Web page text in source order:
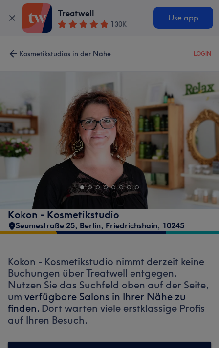
Treatwell
130K
Use app
Kosmetikstudios in der Nähe LOGIN
Kokon - Kosmetikstudio
Seumestraße 25, Berlin, Friedrichshain, 10245
Kokon - Kosmetikstudio nimmt derzeit keine
Buchungen über Treatwell entgegen.
Nutzen Sie das Suchfeld oben auf der Seite,
um verfügbare Salons in Ihrer Nähe zu
finden. Dort warten viele erstklassige Profis
auf Ihren Besuch.